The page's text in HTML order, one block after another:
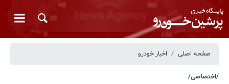
صفحه اصلی اخبار خودرو
/اختصاصی/